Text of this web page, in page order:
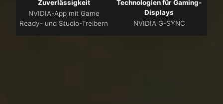
Zuverlässigkeit
NVIDIA-App mit Game
Ready- und Studio-Treibern
Technologien für Gaming-
Displays
NVIDIA G-SYNC